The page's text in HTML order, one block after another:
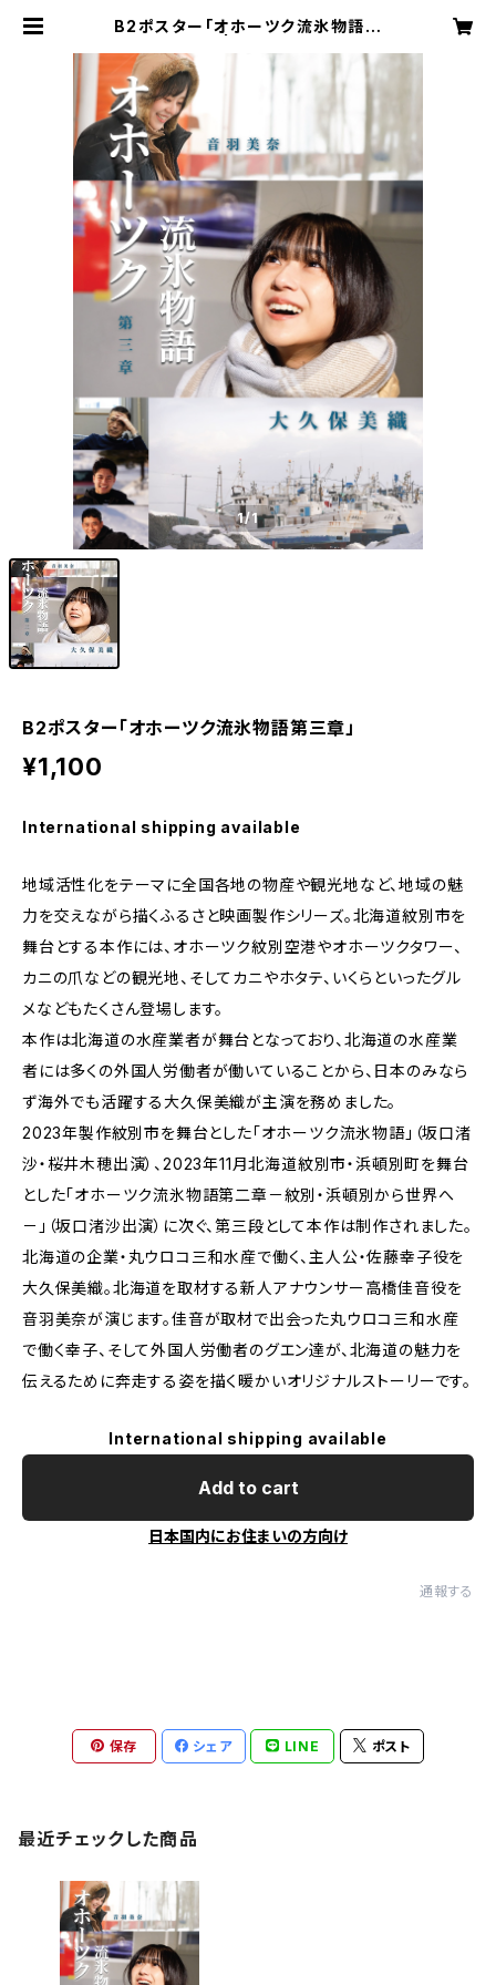
B2ポスター「オホーツク流氷物語第
1/1
B2ポスター「オホーツク流氷物語第三章」
¥1,100
International shipping available
地域活性化をテーマに全国各地の物産や観光地など、地域の魅
力を交えながら描くふるさと映画製作シリーズ。北海道紋別市を
舞台とする本作には、オホーツク紋別空港やオホーツクタワー、
カニの爪などの観光地、そしてカニやホタテ、いくらといったグル
メなどもたくさん登場します。
本作は北海道の水産業者が舞台となっており、北海道の水産業
者には多くの外国人労働者が働いていることから、日本のみなら
ず海外でも活躍する大久保美織が主演を務めました。
2023年製作紋別市を舞台とした「オホーツク流氷物語」（坂口渚
沙・桜井木穂出演）、2023年11月北海道紋別市・浜頓別町を舞台
とした「オホーツク流氷物語第二章－紋別・浜頓別から世界へ
－」（坂口渚沙出演）に次ぐ、第三段として本作は制作されました。
北海道の企業・丸ウロコ三和水産で働く、主人公・佐藤幸子役を
大久保美織。北海道を取材する新人アナウンサー高橋佳音役を
音羽美奈が演じます。佳音が取材で出会った丸ウロコ三和水産
で働く幸子、そして外国人労働者のグエン達が、北海道の魅力を
伝えるために奔走する姿を描く暖かいオリジナルストーリーです。
International shipping available
Add to cart
日本国内にお住まいの方向け
通報する
保存 シェア LINE ポスト
最近チェックした商品